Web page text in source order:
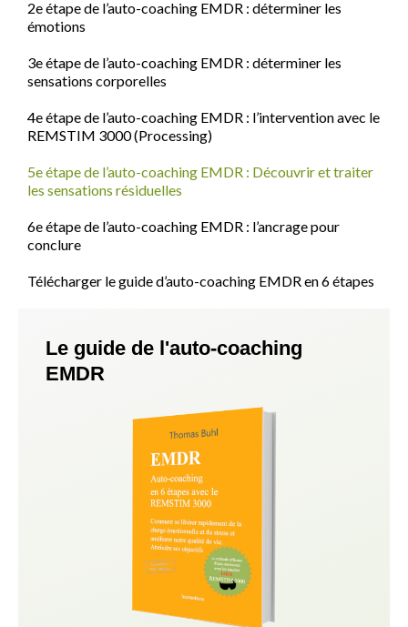
2e étape de l’auto-coaching EMDR : déterminer les
émotions
3e étape de l’auto-coaching EMDR : déterminer les
sensations corporelles
4e étape de l’auto-coaching EMDR : l’intervention avec le
REMSTIM 3000 (Processing)
5e étape de l’auto-coaching EMDR : Découvrir et traiter
les sensations résiduelles
6e étape de l’auto-coaching EMDR : l’ancrage pour
conclure
Télécharger le guide d’auto-coaching EMDR en 6 étapes
Le guide de l'auto-coaching
EMDR